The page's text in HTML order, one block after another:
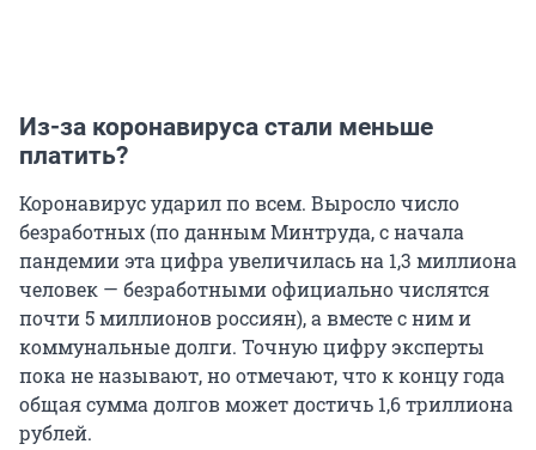
Из-за коронавируса стали меньше
платить?
Коронавирус ударил по всем. Выросло число
безработных (по данным Минтруда, с начала
пандемии эта цифра увеличилась на 1,3 миллиона
человек — безработными официально числятся
почти 5 миллионов россиян), а вместе с ним и
коммунальные долги. Точную цифру эксперты
пока не называют, но отмечают, что к концу года
общая сумма долгов может достичь 1,6 триллиона
рублей.